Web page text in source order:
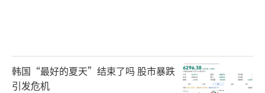
韩国“最好的夏天”结束了吗 股市暴跌
引发危机